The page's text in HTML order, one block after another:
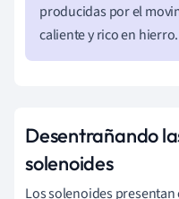
producidas por el
caliente y rico en hierro.
Desentrañando
solenoides
Los solenoides